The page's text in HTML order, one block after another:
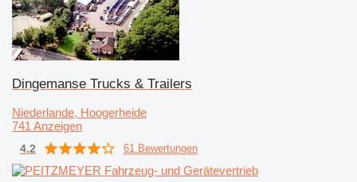
Dingemanse Trucks & Trailers
Niederlande, Hoogerheide
741 Anzeigen
4.2 61 Bewertungen